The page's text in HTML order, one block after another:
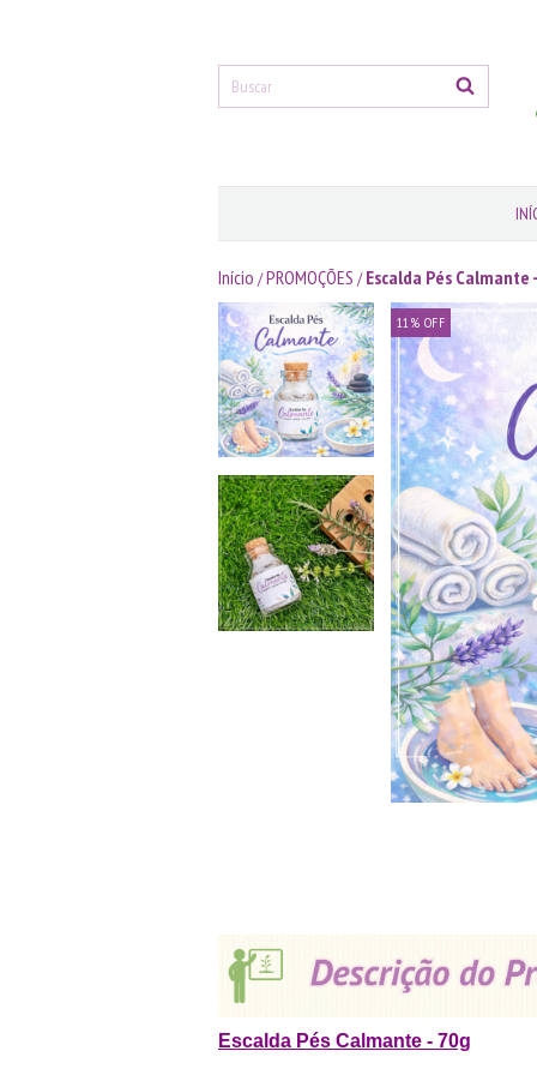
Início /PROMOÇÕES / Escalda Pés Calmante
11 % OFF
Escalda Pés Calmante - 70g